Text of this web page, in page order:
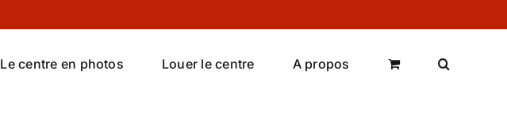
Le centre en photos Louer le centre A propos